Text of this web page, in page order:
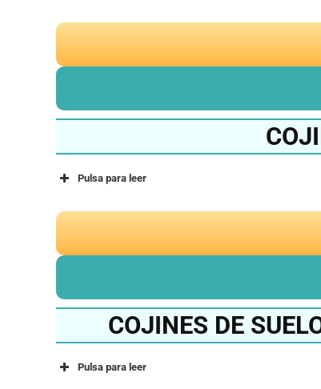
Pulsa para leer
COJINES DE
Pulsa para leer